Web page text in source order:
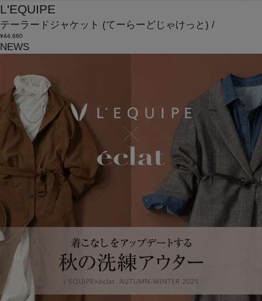
L'EQUIPE
テーラードジャケット (てーらーどじゃけっと) /
¥44,660
NEWS